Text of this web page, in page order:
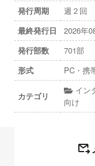
発行周期
週２回
最終発行日
2026年
発行部数
701部
形式
PC・携
カテゴリ
イン
向け